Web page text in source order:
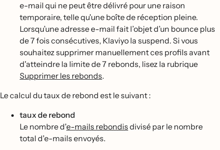
e-mail qui ne peut être délivré pour une raison
temporaire, telle qu'une boîte de réception pleine.
Lorsqu’une adresse e-mail fait l’objet d’un bounce plus
de 7 fois consécutives, Klaviyo la suspend. Si vous
souhaitez supprimer manuellement ces profils avant
d'atteindre la limite de 7 rebonds, lisez la rubrique
Supprimer les rebonds.
Le calcul du taux de rebond est le suivant :
taux de rebond
Le nombre d'e-mails rebondis divisé par le nombre
total d'e-mails envoyés.